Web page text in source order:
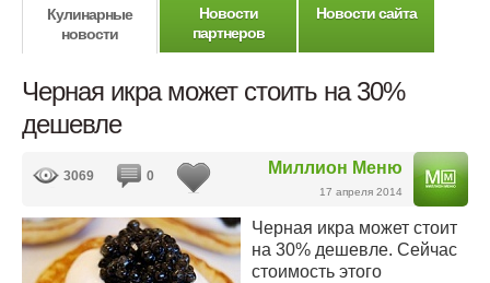
Кулинарные
новости
Новости
партнеров
Новости сайта
Черная икра может стоить на 30%
дешевле
Миллион Меню
17 апреля 2014
3069 0
Черная икра может стоит
на 30% дешевле. Сейчас
стоимость этого